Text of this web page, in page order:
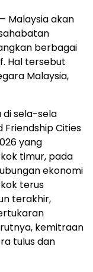
Malaysia akan
berbagai
Hal tersebut
Malaysia,
sela-sela
Friendship Cities
yang
timur, pada
ekonomi
terus
terakhir,
kemitraan
tulus dan